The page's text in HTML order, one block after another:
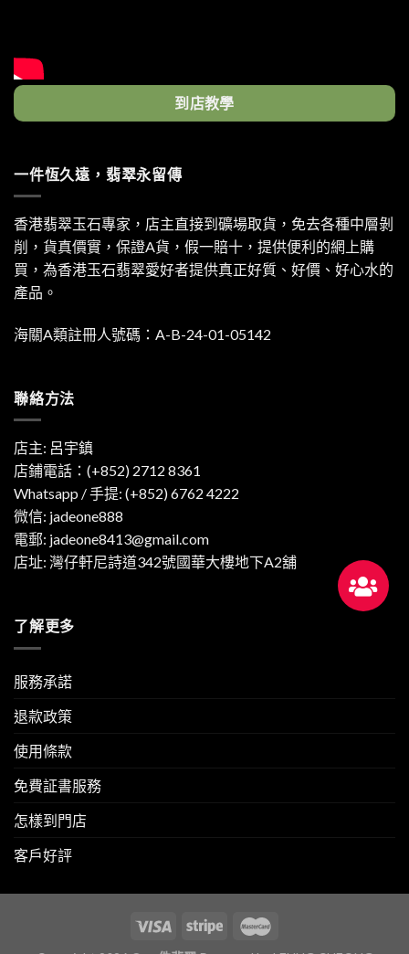
到店教學
一件恆久遠，翡翠永留傳
香港翡翠玉石專家，店主直接到礦場取貨，免去各種中層剝
削，貨真價實，保證A貨，假一賠十，提供便利的網上購
買，為香港玉石翡翠愛好者提供真正好質、好價、好心水的
產品。
海關A類註冊人號碼：A-B-24-01-05142
聯絡方法
店主: 呂宇鎮
店鋪電話：(+852) 2712 8361
Whatsapp / 手提: (+852) 6762 4222
微信: jadeone888
電郵: jadeone8413@gmail.com
店址: 灣仔軒尼詩道342號國華大樓地下A2舖
了解更多
服務承諾
退款政策
使用條款
免費証書服務
怎樣到門店
客戶好評